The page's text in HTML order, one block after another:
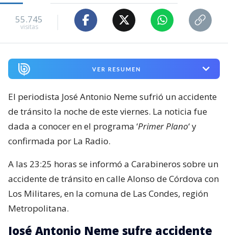
55.745
visitas
VER RESUMEN
El periodista José Antonio Neme sufrió un accidente
de tránsito la noche de este viernes. La noticia fue
dada a conocer en el programa ‘Primer Plano‘ y
confirmada por La Radio.
A las 23:25 horas se informó a Carabineros sobre un
accidente de tránsito en calle Alonso de Córdova con
Los Militares, en la comuna de Las Condes, región
Metropolitana.
José Antonio Neme sufre accidente